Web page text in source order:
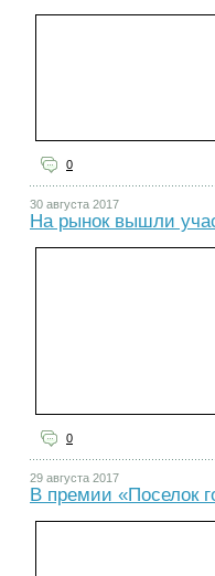
0
30 августа 2017
На рынок вышли
0
29 августа 2017
В премии «Поселок